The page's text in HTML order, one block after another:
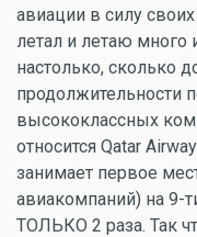
авиации в силу своих
летал и летаю много
настолько, сколько
продолжительности
высококлассных
относится Qatar
занимает первое
авиакомпаний) на 9-
ТОЛЬКО 2 раза. Так